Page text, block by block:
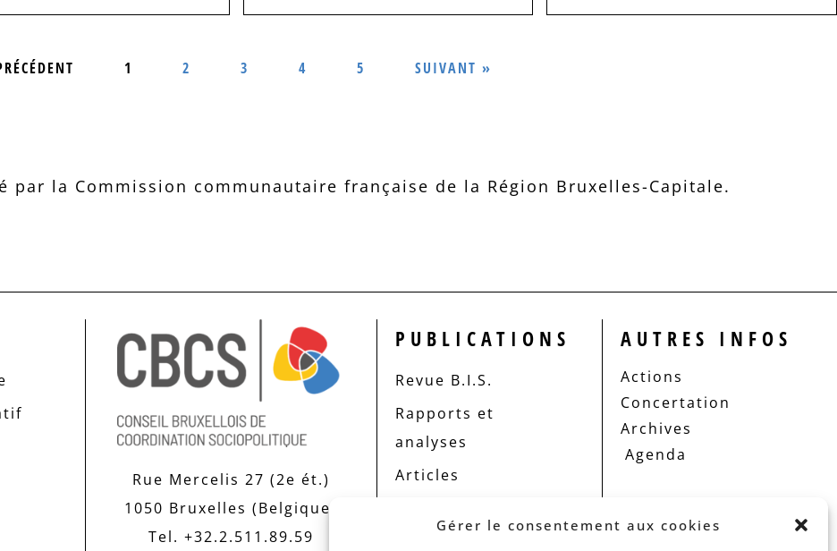
Gérer le consentement aux cookies
1 2 3 4 5 SUIVANT »
par la Commission communautaire française de la Région Bruxelles-Capitale.
Rue Mercelis 27 (2e ét.)
1050 Bruxelles (Belgique)
Tel. +32.2.511.89.59
PUBLICATIONS
Revue B.I.S.
Rapports et
analyses
Articles
AUTRES INFOS
Actions
Concertation
Archives
Agenda